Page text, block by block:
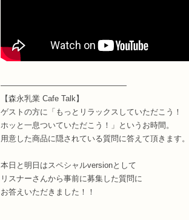
――――――――――――――――
【森永乳業 Cafe Talk】
ゲストの方に「もっとリラックスしていただこう！
ホッと一息ついていただこう！」というお時間。
用意した商品に隠されている質問に答えて頂きます。
本日と明日はスペシャルversionとして
リスナーさんから事前に募集した質問に
お答えいただきました！！